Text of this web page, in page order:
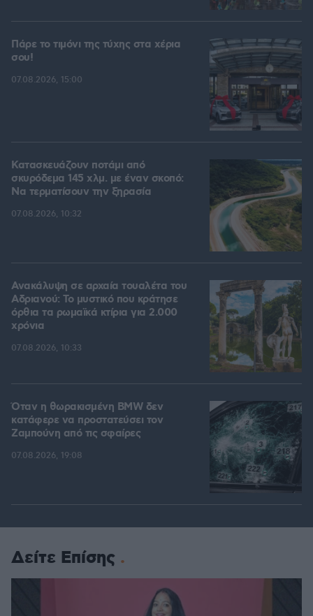
Πάρε το τιμόνι της τύχης στα χέρια
σου!
07.08.2026, 15:00
Κατασκευάζουν ποτάμι από
σκυρόδεμα 145 χλμ. με έναν σκοπό:
Να τερματίσουν την ξηρασία
07.08.2026, 10:32
Ανακάλυψη σε αρχαία τουαλέτα του
Αδριανού: Το μυστικό που κράτησε
όρθια τα ρωμαϊκά κτίρια για 2.000
χρόνια
07.08.2026, 10:33
Όταν η θωρακισμένη BMW δεν
κατάφερε να προστατεύσει τον
Ζαμπούνη από τις σφαίρες
07.08.2026, 19:08
Δείτε Επίσης